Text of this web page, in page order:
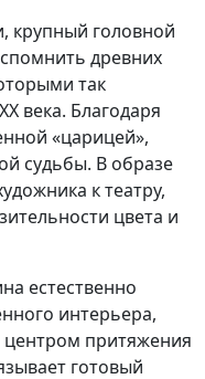
крупный головной
древних
так
века. Благодаря
«царицей»,
судьбы. В образе
к театру,
цвета и
естественно
интерьера,
притяжения
готовый